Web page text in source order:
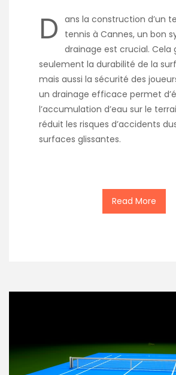
D ans la construction d’un
tennis à Cannes, un bon
drainage est crucial. Cela
seulement la durabilité de la
mais aussi la sécurité des
un drainage efficace permet
l’accumulation d’eau sur le
réduit les risques d’accidents
surfaces glissantes.
Read More